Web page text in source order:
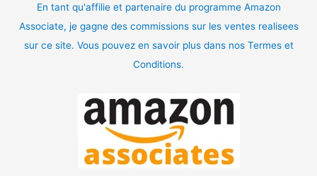
En tant qu'affilie et partenaire du programme Amazon
Associate, je gagne des commissions sur les ventes realisees
sur ce site. Vous pouvez en savoir plus dans nos Termes et
Conditions.